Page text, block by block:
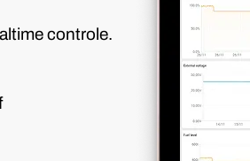
controle.